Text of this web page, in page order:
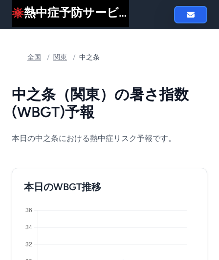
熱中症予防サービスheat119
全国 / 関東 / 中之条
中之条（関東）の暑さ指数
(WBGT)予報
本日の中之条における熱中症リスク予報です。
本日のWBGT推移